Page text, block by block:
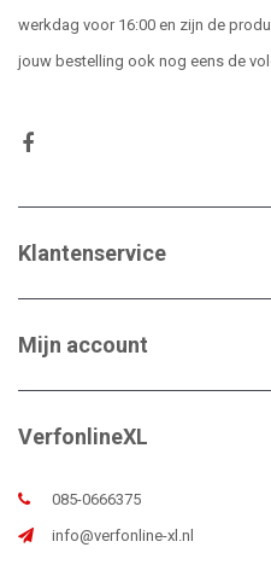
werkdag voor 16:00 en zijn de
jouw bestelling ook nog eens de
Klantenservice
Mijn account
VerfonlineXL
085-0666375
info@verfonline-xl.nl